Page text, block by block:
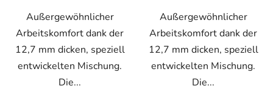
Außergewöhnlicher
Arbeitskomfort dank der
12,7 mm dicken, speziell
entwickelten Mischung.
Die...
Außergewöhnlicher
Arbeitskomfort dank der
12,7 mm dicken, speziell
entwickelten Mischung.
Die...